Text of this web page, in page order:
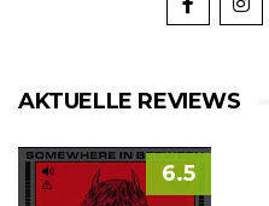
AKTUELLE REVIEWS
6.5